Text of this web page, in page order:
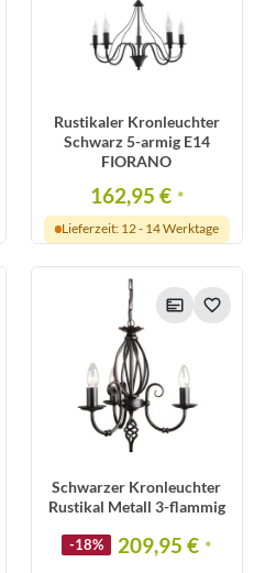
Rustikaler Kronleuchter
Schwarz 5-armig E14
FIORANO
162,95 € *
Lieferzeit: 12 - 14 Werktage
Schwarzer Kronleuchter
Rustikal Metall 3-flammig
-18% 209,95 € *